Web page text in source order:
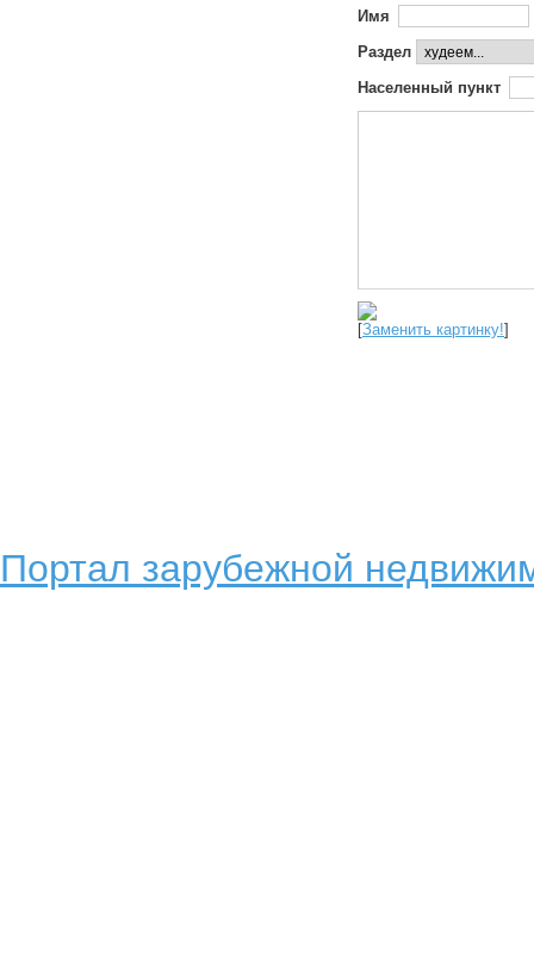
Имя
Раздел
Населенный пункт
[Заменить картинку!]
Портал зарубежной